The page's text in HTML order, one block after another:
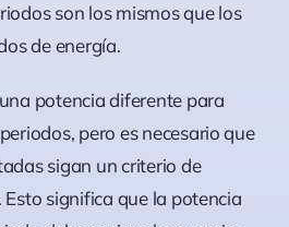
son los mismos que los
de energía.
potencia diferente para
pero es necesario que
sigan un criterio de
Esto significa que la potencia